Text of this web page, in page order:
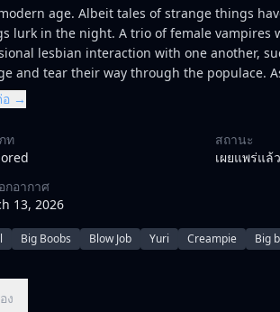
age. Albeit tales of strange things
lurk in the night. A trio of female vampires
lesbian interaction with one another,
and tear their way through the populace.
anew between vampires and beasts.
along with a human boy and girl, will
อ →
ท
สถานะ
เผยแพร่แล้ว
กอากาศ
13, 2026
Big Boobs Blow Job Yuri Creampie Big
ง